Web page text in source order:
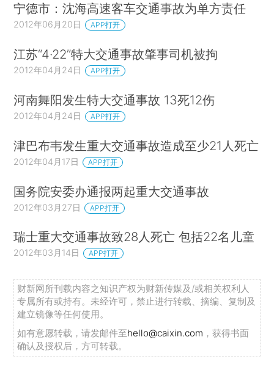
宁德市：沈海高速客车交通事故为单方责任
2012年06月20日 APP打开
江苏“4·22”特大交通事故肇事司机被拘
2012年04月24日 APP打开
河南舞阳发生特大交通事故 13死12伤
2012年04月24日 APP打开
津巴布韦发生重大交通事故造成至少21人死亡
2012年04月17日 APP打开
国务院安委办通报两起重大交通事故
2012年03月27日 APP打开
瑞士重大交通事故致28人死亡 包括22名儿童
2012年03月14日 APP打开
财新网所刊载内容之知识产权为财新传媒及/或相关权利人
专属所有或持有。未经许可，禁止进行转载、摘编、复制及
建立镜像等任何使用。
如有意愿转载，请发邮件至hello@caixin.com ，获得书面
确认及授权后，方可转载。